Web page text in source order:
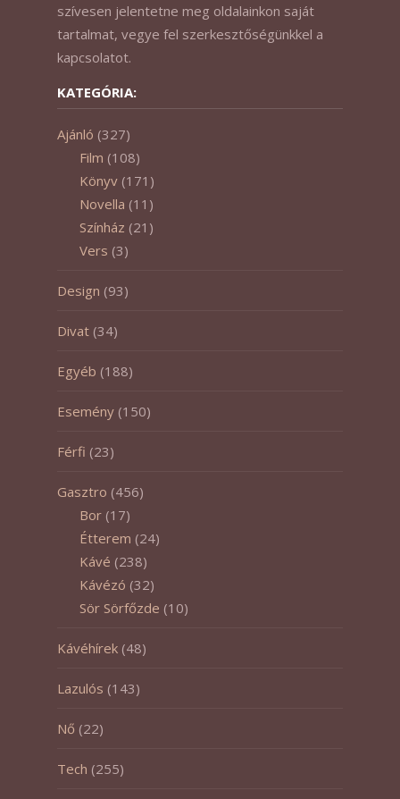
szívesen jelentetne meg oldalainkon saját
tartalmat, vegye fel szerkesztőségünkkel a
kapcsolatot.
KATEGÓRIA:
Ajánló (327)
Film (108)
Könyv (171)
Novella (11)
Színház (21)
Vers (3)
Design (93)
Divat (34)
Egyéb (188)
Esemény (150)
Férfi (23)
Gasztro (456)
Bor (17)
Étterem (24)
Kávé (238)
Kávézó (32)
Sör Sörfőzde (10)
Kávéhírek (48)
Lazulós (143)
Nő (22)
Tech (255)